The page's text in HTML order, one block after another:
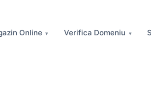
Online Verifica Domeniu